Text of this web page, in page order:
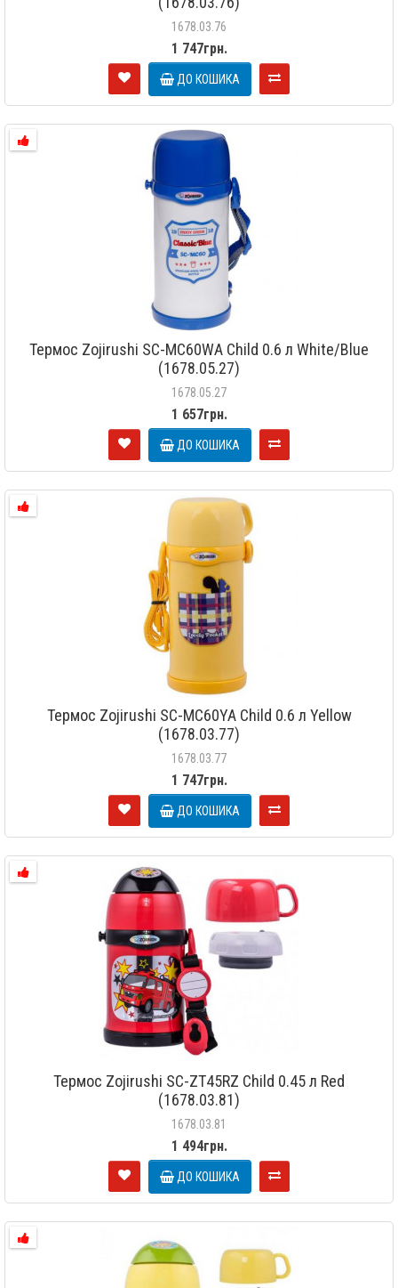
1678.03.76
1 747грн.
ДО КОШИКА
Термос Zojirushi SC-MC60WA Child 0.6 л White/Blue
(1678.05.27)
1678.05.27
1 657грн.
ДО КОШИКА
Термос Zojirushi SC-MC60YA Child 0.6 л Yellow
(1678.03.77)
1678.03.77
1 747грн.
ДО КОШИКА
Термос Zojirushi SC-ZT45RZ Child 0.45 л Red
(1678.03.81)
1678.03.81
1 494грн.
ДО КОШИКА